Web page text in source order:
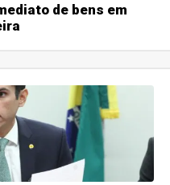
de bens em